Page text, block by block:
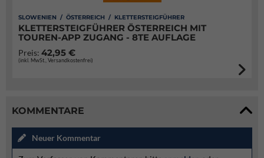
SLOWENIEN / ÖSTERREICH / KLETTERSTEIGFÜHRER
KLETTERSTEIGFÜHRER ÖSTERREICH MIT
TOUREN-APP ZUGANG - 8TE AUFLAGE
Preis: 42,95 €
(inkl. MwSt., Versandkostenfrei)
KOMMENTARE
Neuer Kommentar